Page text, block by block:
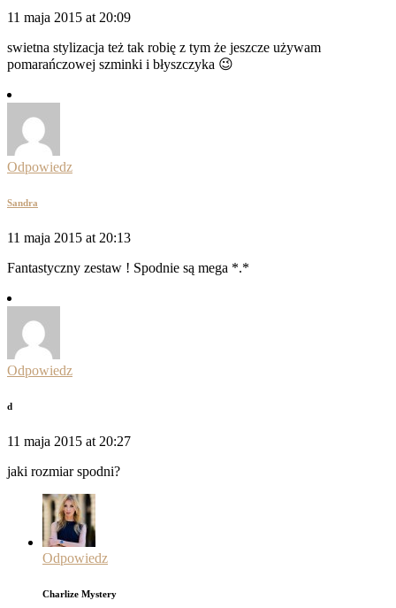
11 maja 2015 at 20:09
swietna stylizacja też tak robię z tym że jeszcze używam
pomarańczowej szminki i błyszczyka 😉
Odpowiedz
Sandra
11 maja 2015 at 20:13
Fantastyczny zestaw ! Spodnie są mega *.*
Odpowiedz
d
11 maja 2015 at 20:27
jaki rozmiar spodni?
Odpowiedz
Charlize Mystery